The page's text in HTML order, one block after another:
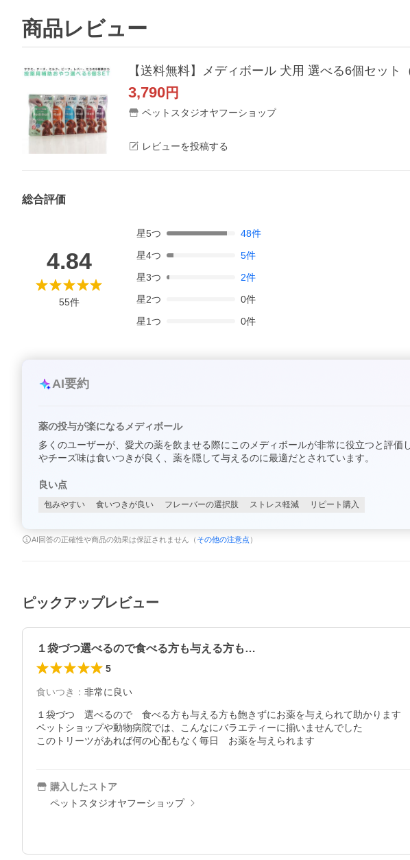
商品レビュー
3,790円
ペットスタジオヤフーショップ
レビューを投稿する
総合評価
4.84
55件
星5つ 48件
星4つ 5件
星3つ 2件
星2つ 0件
星1つ 0件
AI要約
薬の投与が楽になるメディボール
多くのユーザーが、愛犬の薬を飲ませる際にこのメディボールが非常に役立つと評
やチーズ味は食いつきが良く、薬を隠して与えるのに最適だとされています。
良い点
包みやすい 食いつきが良い フレーバーの選択肢 ストレス軽減 リピート購入
AI回答の正確性や商品の効果は保証されません（ その他の注意点 ）
ピックアップレビュー
１袋づつ選べるので食べる方も与える方も…
5
食いつき ： 非常に良い
１袋づつ　選べるので　食べる方も与える方も飽きずにお薬を与えられて助かります
ペットショップや動物病院では、こんなにバラエティーに揃いませんでした
購入したストア
ペットスタジオヤフーショップ